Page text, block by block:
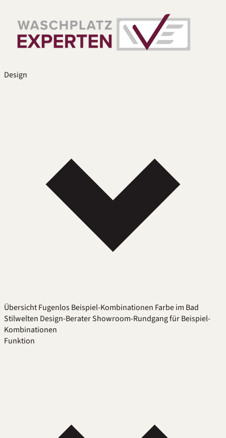
Design
ÜbersichtFugenlosBeispiel-Kombinationen Farbe im Bad
Stilwelten Design-BeraterShowroom-Rundgang für Beispiel-
Kombinationen
Funktion